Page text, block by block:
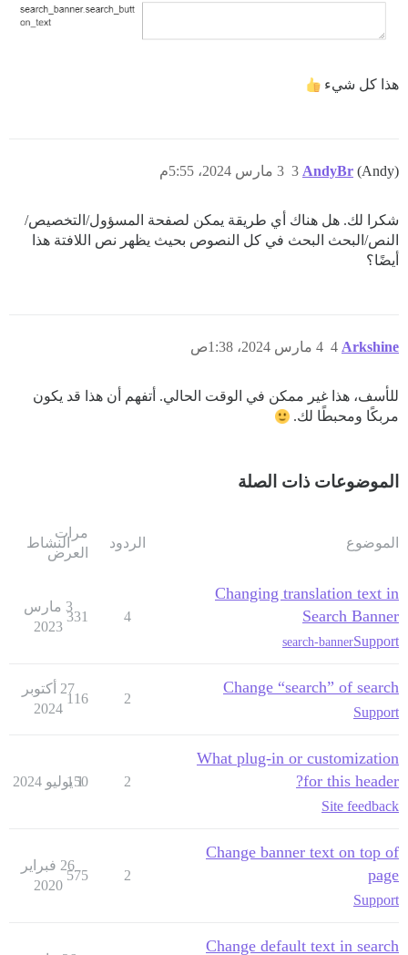
هذا كل شيء
AndyBr (Andy) 3 مارس 2024، 5:55م 3
شكرا لك. هل هناك أي طريقة يمكن لصفحة المسؤول/التخصيص/
النص/البحث البحث في كل النصوص بحيث يظهر نص اللافتة هذا
أيضًا؟
Arkshine 4 مارس 2024، 1:38ص 4
للأسف، هذا غير ممكن في الوقت الحالي. أتفهم أن هذا قد يكون
مربكًا ومحبطًا لك.
الموضوعات ذات الصلة
الموضوع الردود
مرات
العرض
النشاط
Changing translation text in
Search Banner
Support
search-banner
4
331
3 مارس
2023
Change “search” of search
Support
2
116
27 أكتوبر
2024
What plug-in or customization
for this header?
Site feedback
2
150
1 يوليو 2024
Change banner text on top of
page
Support
2
575
26 فبراير
2020
Change default text in search